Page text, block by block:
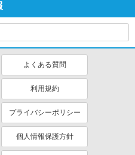
よくある質問
利用規約
プライバシーポリシー
個人情報保護方針